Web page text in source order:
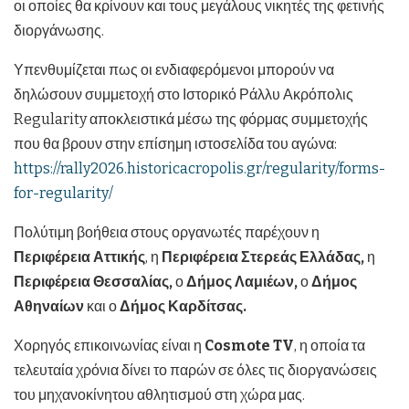
οι οποίες θα κρίνουν και τους μεγάλους νικητές της φετινής
διοργάνωσης.
Υπενθυμίζεται πως οι ενδιαφερόμενοι μπορούν να
δηλώσουν συμμετοχή στο Ιστορικό Ράλλυ Ακρόπολις
Regularity αποκλειστικά μέσω της φόρμας συμμετοχής
που θα βρουν στην επίσημη ιστοσελίδα του αγώνα:
https://rally2026.historicacropolis.gr/regularity/forms-
for-regularity/
Πολύτιμη βοήθεια στους οργανωτές παρέχουν η
Περιφέρεια Αττικής, η Περιφέρεια Στερεάς Ελλάδας, η
Περιφέρεια Θεσσαλίας,οΔήμος Λαμιέων,οΔήμος
Αθηναίων και οΔήμος Καρδίτσας.
Χορηγός επικοινωνίας είναι η Cosmote TV, η οποία τα
τελευταία χρόνια δίνει το παρών σε όλες τις διοργανώσεις
του μηχανοκίνητου αθλητισμού στη χώρα μας.